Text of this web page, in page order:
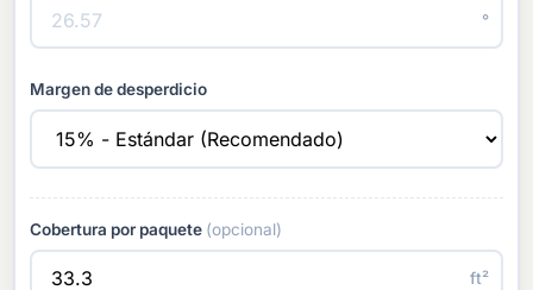
°
Margen de desperdicio
Cobertura por paquete (opcional)
ft²